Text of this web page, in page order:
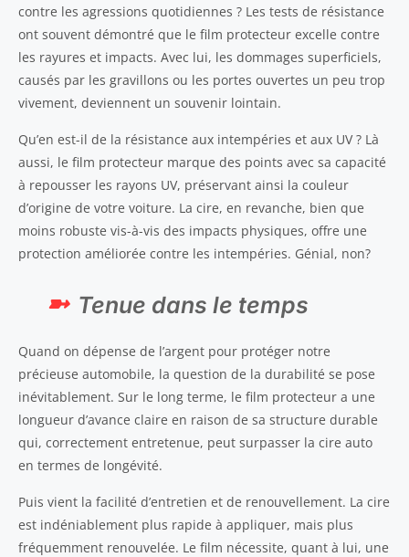
contre les agressions quotidiennes ? Les tests de résistance
ont souvent démontré que le film protecteur excelle contre
les rayures et impacts. Avec lui, les dommages superficiels,
causés par les gravillons ou les portes ouvertes un peu trop
vivement, deviennent un souvenir lointain.
Qu’en est-il de la résistance aux intempéries et aux UV ? Là
aussi, le film protecteur marque des points avec sa capacité
à repousser les rayons UV, préservant ainsi la couleur
d’origine de votre voiture. La cire, en revanche, bien que
moins robuste vis-à-vis des impacts physiques, offre une
protection améliorée contre les intempéries. Génial, non?
Tenue dans le temps
Quand on dépense de l’argent pour protéger notre
précieuse automobile, la question de la durabilité se pose
inévitablement. Sur le long terme, le film protecteur a une
longueur d’avance claire en raison de sa structure durable
qui, correctement entretenue, peut surpasser la cire auto
en termes de longévité.
Puis vient la facilité d’entretien et de renouvellement. La cire
est indéniablement plus rapide à appliquer, mais plus
fréquemment renouvelée. Le film nécessite, quant à lui, une